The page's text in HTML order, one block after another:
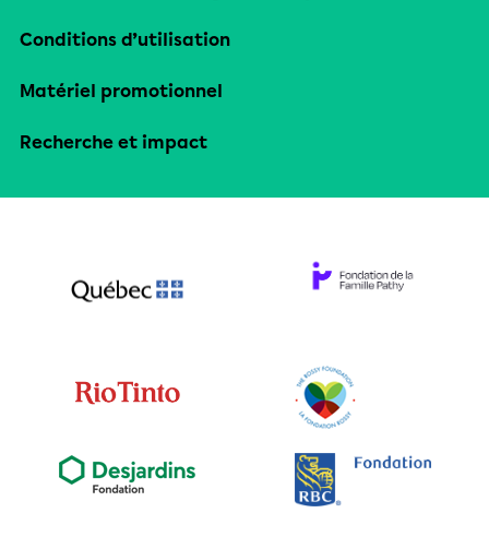
Conditions d’utilisation
Matériel promotionnel
Recherche et impact